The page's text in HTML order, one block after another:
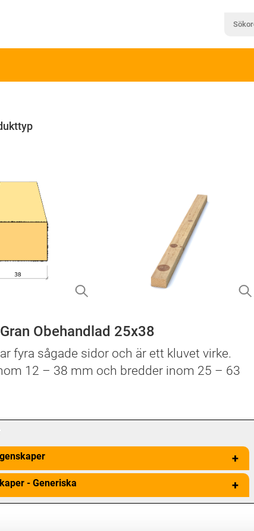
Obehandlad 25x38
fyra sågade sidor och är ett kluvet virke.
12 – 38 mm och bredder inom 25 – 63
+
- Generiska +